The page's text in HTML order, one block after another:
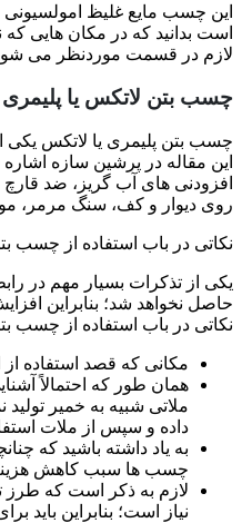
این چسب مایع غلیظ
است بدانید که در مکان هایی
لازم در قسمت موردنظر می
چسب بتن لاتکس یا پلیمری
چسب بتن پلیمری یا لاتکس یکی
این مقاله در پرشین سازه
افزودنی های آب گریز، ضد
روی دیوار و کف، سنگ مرمر،
نکاتی در باب استفاده از چسب
یکی از تذکرات بسیار مهم در
حاصل نخواهد شد؛ بنابراین
نکاتی در باب استفاده از چسب
مکانی که قصد استفاده از
همان طور که احتمالاً
ملاتی شبیه به خمیر
داده و سپس از ملات
به یاد داشته باشید که
چسب ها سبب کاهش
لازم به ذکر است که طرز
نیاز است؛ بنابراین باید